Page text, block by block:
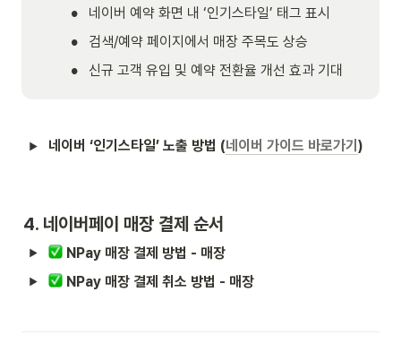
• 네이버 예약 화면 내 ‘인기스타일’ 태그 표시
• 검색/예약 페이지에서 매장 주목도 상승
• 신규 고객 유입 및 예약 전환율 개선 효과 기대
네이버 ‘인기스타일’ 노출 방법 (네이버 가이드 바로가기 )
4. 네이버페이 매장 결제 순서
NPay 매장 결제 방법 - 매장
NPay 매장 결제 취소 방법 - 매장